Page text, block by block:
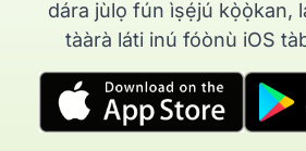
dára jùlọ fún ìṣẹ́jú kọ̀ọ̀kan,
tààrà láti inú fóònù iOS